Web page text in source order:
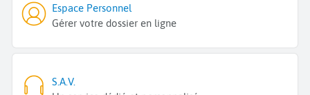
Espace Personnel
Gérer votre dossier en ligne
S.A.V.